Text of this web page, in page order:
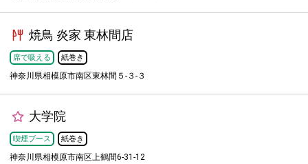
焼鳥 炎家 東林間店
席で吸える 紙巻き
神奈川県相模原市南区東林間５-３-３
大学院
喫煙ブース 紙巻き
神奈川県相模原市南区上鶴間6-31-12